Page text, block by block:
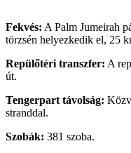
Fekvés: A Palm Jumeirah
törzsén helyezkedik el, 25
Repülőtéri transzfer: A
út.
Tengerpart távolság:
stranddal.
Szobák: 381 szoba.